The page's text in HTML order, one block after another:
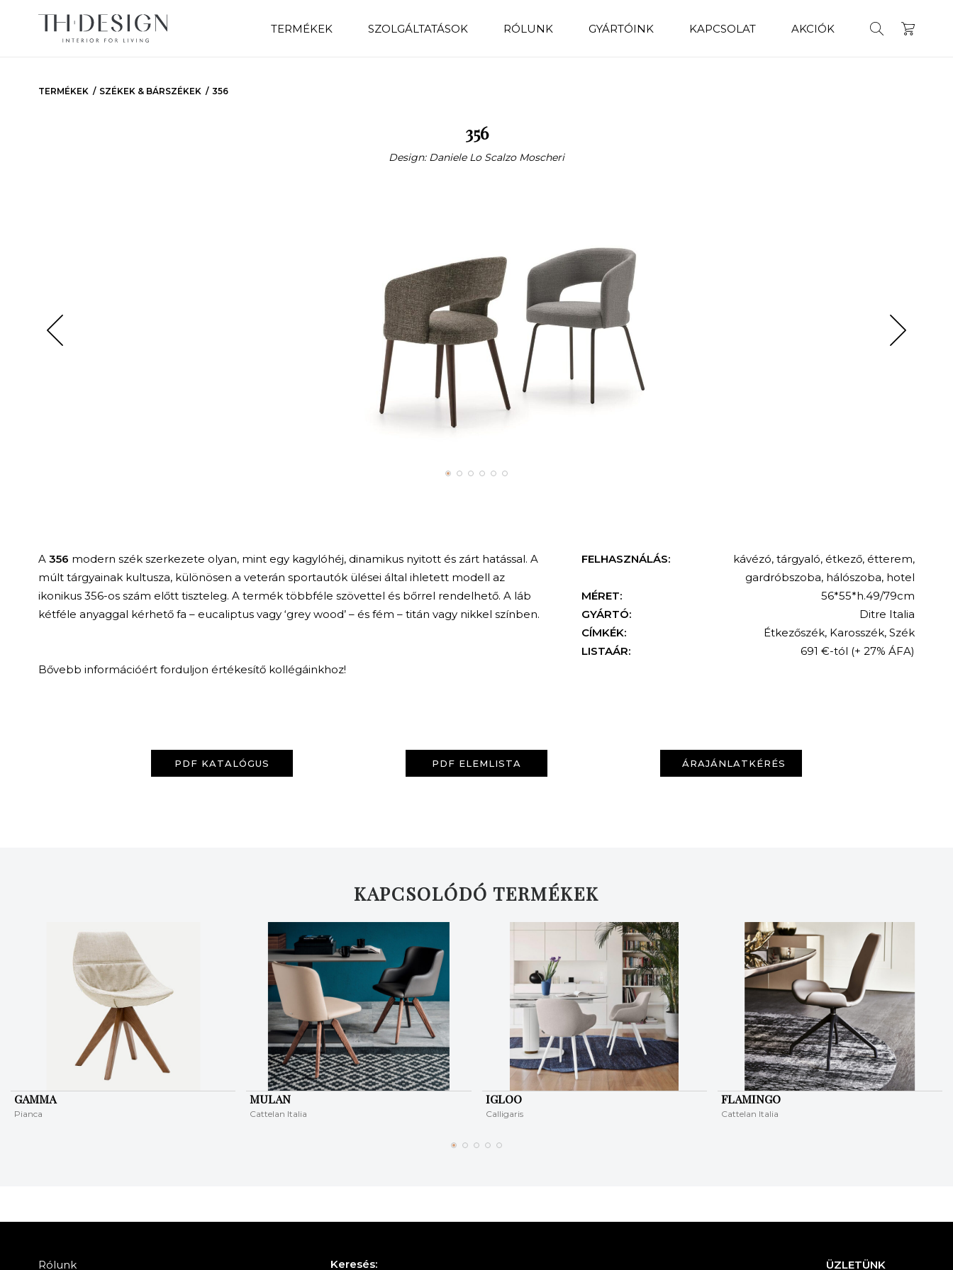
TERMÉKEK SZOLGÁLTATÁSOK RÓLUNK GYÁRTÓINK KAPCSOLAT AKCIÓK
TERMÉKEK SZÉKEK & BÁRSZÉKEK 356
356
Design: Daniele Lo Scalzo Moscheri
A 356 modern szék szerkezete olyan, mint egy kagylóhéj, dinamikus nyitott és zárt hatással. A
múlt tárgyainak kultusza, különösen a veterán sportautók ülései által ihletett modell az
ikonikus 356-os szám előtt tiszteleg. A termék többféle szövettel és bőrrel rendelhető. A láb
kétféle anyaggal kérhető fa – eucaliptus vagy ‘grey wood’ – és fém – titán vagy nikkel színben.
Bővebb információért forduljon értékesítő kollégáinkhoz!
FELHASZNÁLÁS: kávézó,tárgyaló, étkező, étterem,
gardróbszoba, hálószoba, hotel
MÉRET:
56*55*h.49/79cm
GYÁRTÓ:
Ditre Italia
CÍMKÉK:
Étkezőszék, Karosszék,Szék
LISTAÁR:
691 €-tól (+ 27% ÁFA)
PDF KATALÓGUS PDF ELEMLISTA ÁRAJÁNLATKÉRÉS
KAPCSOLÓDÓ TERMÉKEK
GAMMA
Pianca
MULAN
Cattelan Italia
IGLOO
Calligaris
FLAMINGO
Cattelan Italia
Rólunk Keresés: ÜZLETÜNK